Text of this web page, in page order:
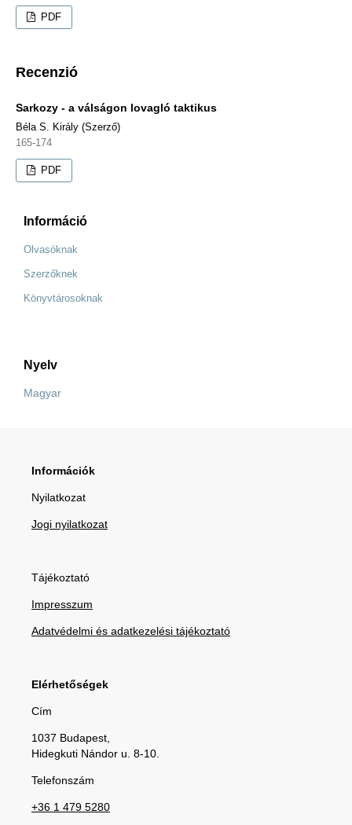
PDF
Recenzió
Sarkozy - a válságon lovagló taktikus
Béla S. Király (Szerző)
165-174
PDF
Információ
Olvasóknak
Szerzőknek
Könyvtárosoknak
Nyelv
Magyar
Információk
Nyilatkozat
Jogi nyilatkozat
Tájékoztató
Impresszum
Adatvédelmi és adatkezelési tájékoztató
Elérhetőségek
Cím
1037 Budapest,
Hidegkuti Nándor u. 8-10.
Telefonszám
+36 1 479 5280